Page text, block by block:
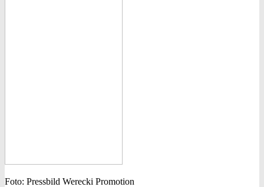
Foto: Pressbild Werecki Promotion